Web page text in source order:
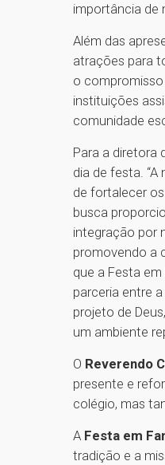
importância de
Além das
atrações para
o
instituições
comunidade
Para a diretora
dia de festa.
de fortalecer
busca
integração por
promovendo a
que a Festa
parceria entre
projeto de
um ambiente
O Reverendo
presente e
colégio, mas
A Festa em
tradição e a